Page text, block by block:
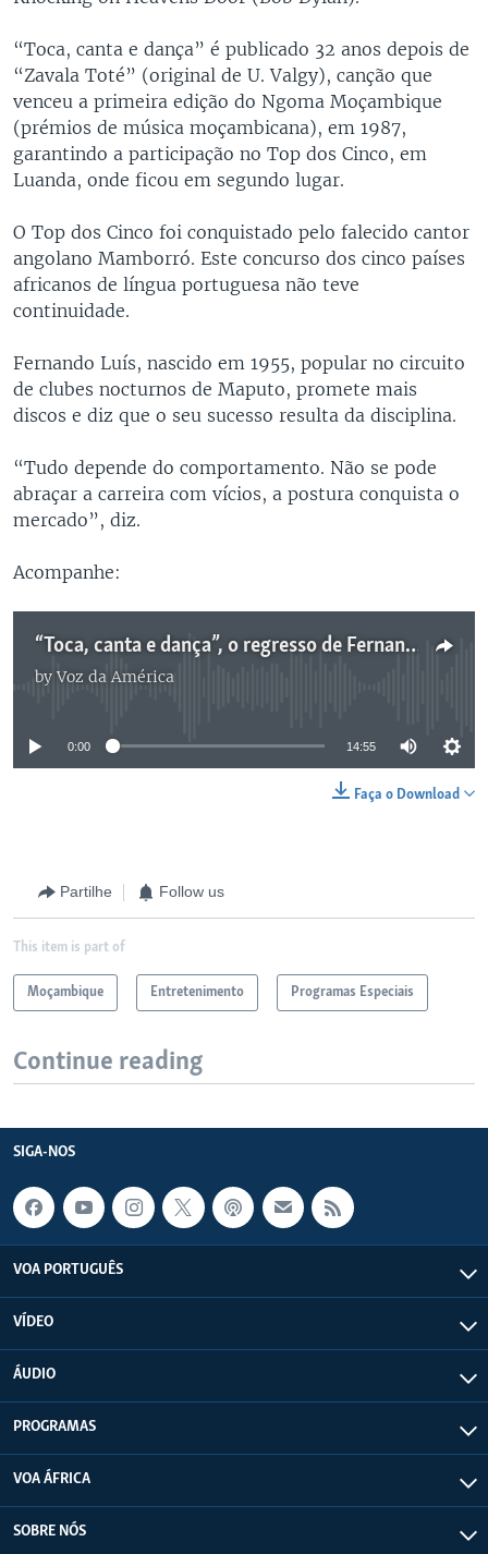
“Toca, canta e dança” é publicado 32 anos depois de
“Zavala Toté” (original de U. Valgy), canção que
venceu a primeira edição do Ngoma Moçambique
(prémios de música moçambicana), em 1987,
garantindo a participação no Top dos Cinco, em
Luanda, onde ficou em segundo lugar.
O Top dos Cinco foi conquistado pelo falecido cantor
angolano Mamborró. Este concurso dos cinco países
africanos de língua portuguesa não teve
continuidade.
Fernando Luís, nascido em 1955, popular no circuito
de clubes nocturnos de Maputo, promete mais
discos e diz que o seu sucesso resulta da disciplina.
“Tudo depende do comportamento. Não se pode
abraçar a carreira com vícios, a postura conquista o
mercado”, diz.
Acompanhe:
“Toca, canta e dança”, o regresso de Fernando Luis aos discos
byVoz da América
No media source currently available
0:00 14:55
Faça o Download
Partilhe Follow us
This item is part of
Moçambique Entretenimento Programas Especiais
Continue reading
SIGA-NOS
VOA PORTUGUÊS
VÍDEO
ÁUDIO
PROGRAMAS
VOA ÁFRICA
SOBRE NÓS